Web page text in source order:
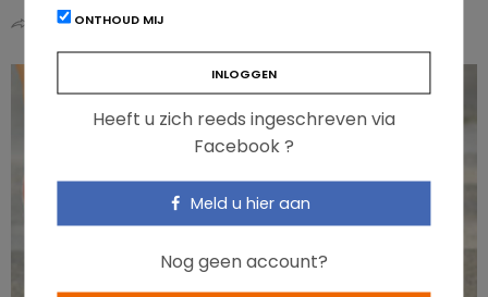
0ONTHOUD MIJ
Heeft u zich reeds ingeschreven via
Facebook ?
Meld u hier aan
Nog geen account?